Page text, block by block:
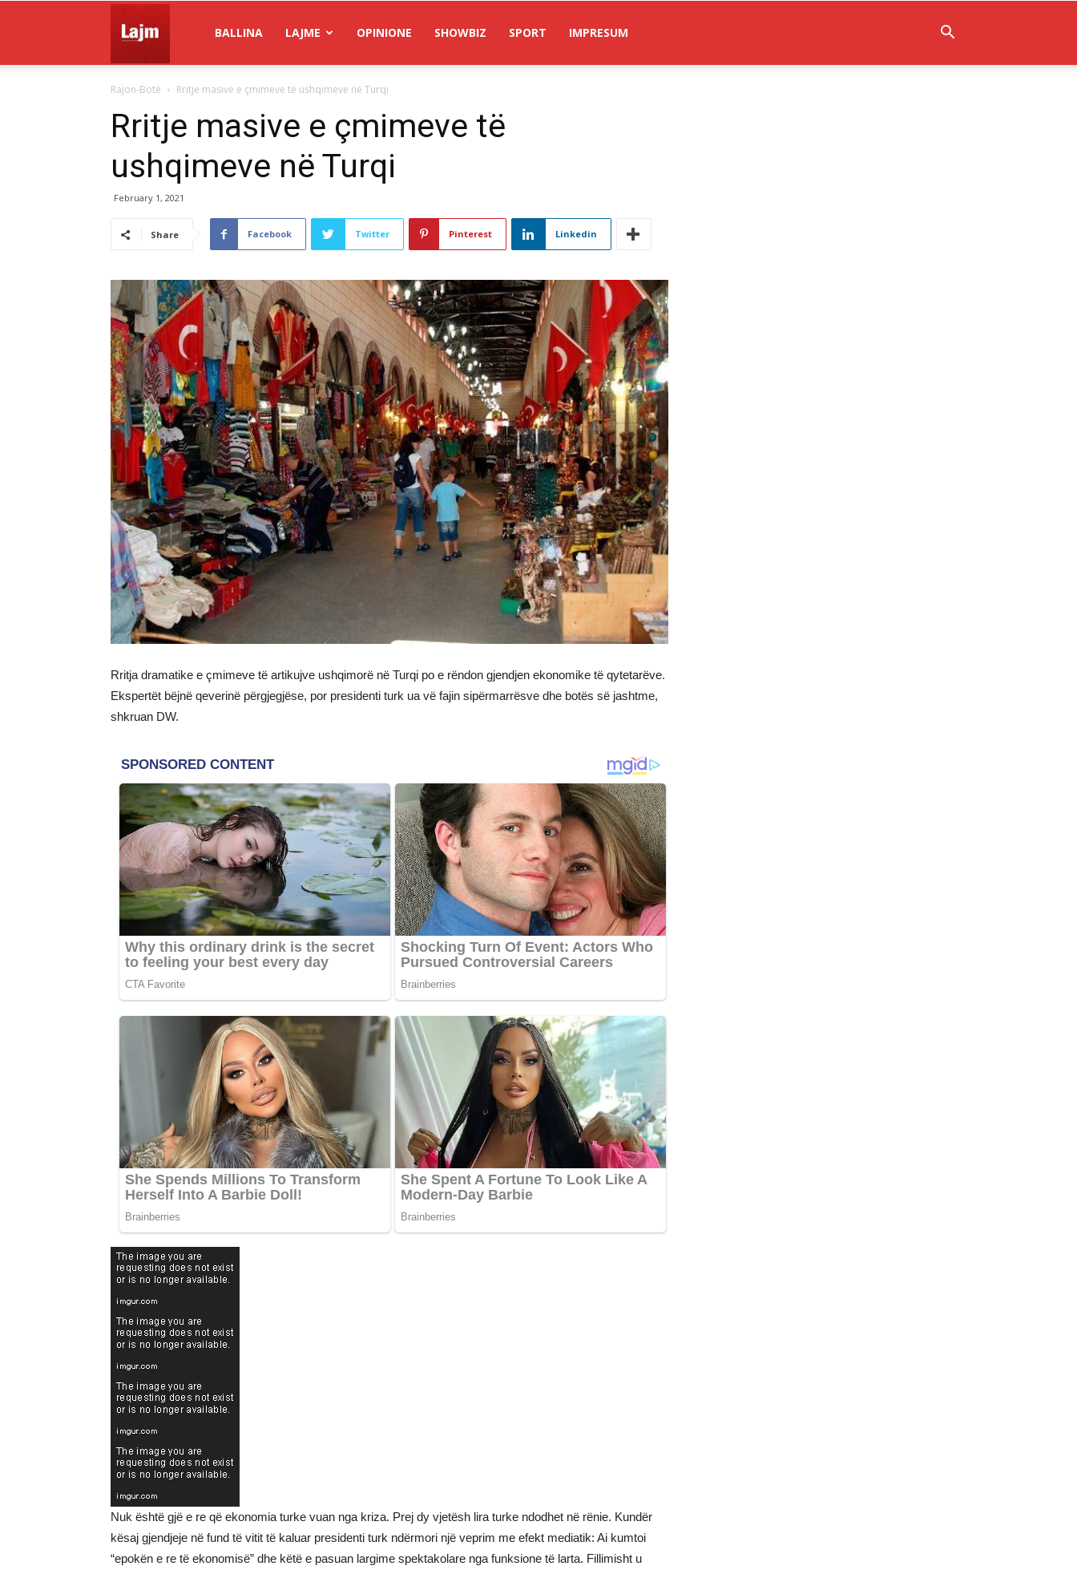
Lajm
BALLINA LAJME OPINIONE SHOWBIZ SPORT IMPRESUM
Rajon-Botë Rritje masive e çmimeve të ushqimeve në Turqi
Rritje masive e çmimeve të
ushqimeve në Turqi
February 1, 2021
Share Facebook Twitter Pinterest Linkedin
Rritja dramatike e çmimeve të artikujve ushqimorë në Turqi po e rëndon gjendjen ekonomike të qytetarëve.
Ekspertët bëjnë qeverinë përgjegjëse, por presidenti turk ua vë fajin sipërmarrësve dhe botës së jashtme,
shkruan DW.
Nuk është gjë e re që ekonomia turke vuan nga kriza. Prej dy vjetësh lira turke ndodhet në rënie. Kundër
kësaj gjendjeje në fund të vitit të kaluar presidenti turk ndërmori një veprim me efekt mediatik: Ai kumtoi
“epokën e re të ekonomisë” dhe këtë e pasuan largime spektakolare nga funksione të larta. Fillimisht u